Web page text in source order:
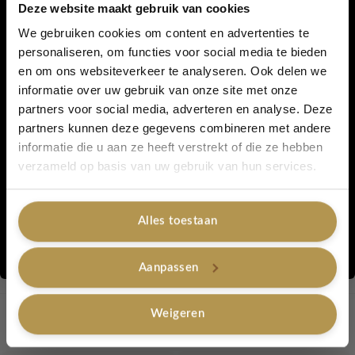
Deze website maakt gebruik van cookies
We gebruiken cookies om content en advertenties te
personaliseren, om functies voor social media te bieden
en om ons websiteverkeer te analyseren. Ook delen we
informatie over uw gebruik van onze site met onze
partners voor social media, adverteren en analyse. Deze
partners kunnen deze gegevens combineren met andere
informatie die u aan ze heeft verstrekt of die ze hebben
verzameld op basis van uw gebruik van hun services.
Alles toestaan
Aanpassen
Weigeren
Handgemaakt gehaakt van stevig jutegaren
Gevoerd met een mooie bloemenstof
Handvat van dierenprint-leer met gouden details
Afmetingen: ca.
23 × 15 cm
Uniek exemplaar, met liefde met de hand gemaakt
Voorzien van een LovelyLabel leren label
anderehandgemaakte tassen.
gehaakt jute tasje Merk: Lovely Label with Love
Gerelateerde producten
5% korting...
Ja, graag!
Nee, bedankt